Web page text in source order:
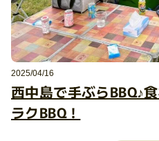
2025/04/16
西中島で手ぶらBBQ♪
ラクBBQ！